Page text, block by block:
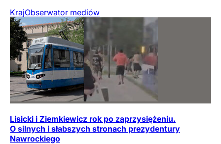
KrajObserwator mediów
Lisicki i Ziemkiewicz rok po zaprzysiężeniu.
O silnych i słabszych stronach prezydentury
Nawrockiego